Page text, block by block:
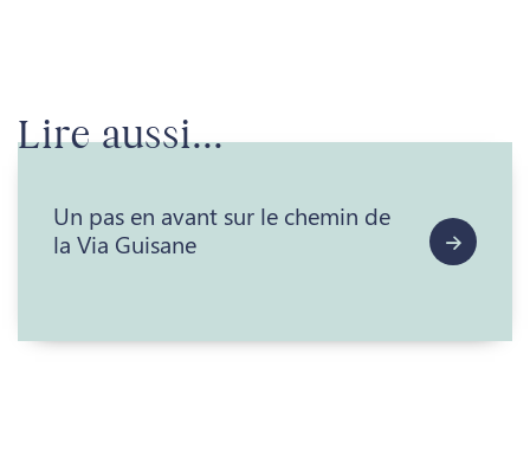
Lire aussi...
Un pas en avant sur le chemin de
la Via Guisane